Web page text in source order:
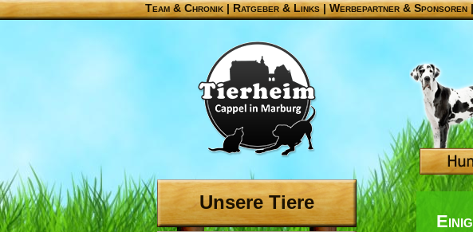
Team & Chronik |Ratgeber & Links|Werbepartner & Sponsoren
Unsere Tiere